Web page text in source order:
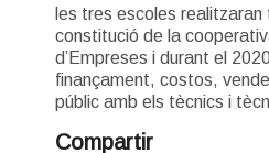
les tres escoles realitzaran
constitució de la
d’Empreses i durant el
finançament, costos,
públic amb els tècnics i
Compartir